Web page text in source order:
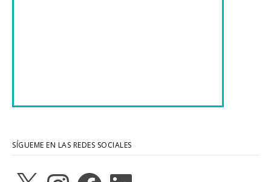
SÍGUEME EN LAS REDES SOCIALES
X InstagramFacebookLinkedIn